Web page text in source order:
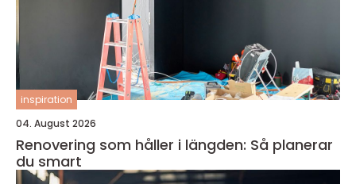
inspiration
04. August 2026
Renovering som håller i längden: Så planerar
du smart